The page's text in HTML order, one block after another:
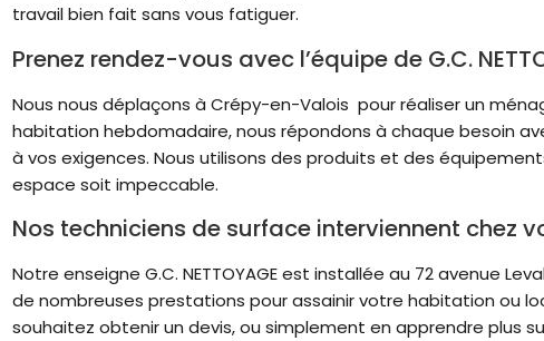
travail bien fait sans vous fatiguer.
Prenez rendez-vous avec l’équipe de G.C.
Nous nous déplaçons à Crépy-en-Valois pour réaliser un
habitation hebdomadaire, nous répondons à chaque besoin
à vos exigences. Nous utilisons des produits et des
espace soit impeccable.
Nos techniciens de surface interviennent chez
Notre enseigne G.C. NETTOYAGE est installée au 72 avenue
de nombreuses prestations pour assainir votre habitation ou
souhaitez obtenir un devis, ou simplement en apprendre plus